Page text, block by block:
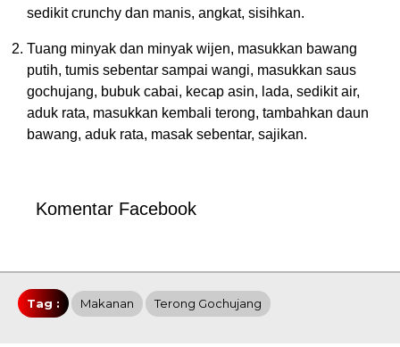
sedikit crunchy dan manis, angkat, sisihkan.
Tuang minyak dan minyak wijen, masukkan bawang
putih, tumis sebentar sampai wangi, masukkan saus
gochujang, bubuk cabai, kecap asin, lada, sedikit air,
aduk rata, masukkan kembali terong, tambahkan daun
bawang, aduk rata, masak sebentar, sajikan.
Komentar Facebook
Tag : Makanan Terong Gochujang